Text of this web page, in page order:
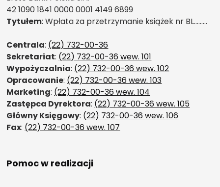
42 1090 1841 0000 0001 4149 6899
Tytułem: Wpłata za przetrzymanie książek nr BL………
Centrala: (22) 732-00-36
Sekretariat: (22) 732-00-36 wew. 101
Wypożyczalnia: (22) 732-00-36 wew. 102
Opracowanie: (22) 732-00-36 wew. 103
Marketing: (22) 732-00-36 wew. 104
Zastępca Dyrektora: (22) 732-00-36 wew. 105
Główny Księgowy: (22) 732-00-36 wew. 106
Fax: (22) 732-00-36 wew. 107
Pomoc w realizacji